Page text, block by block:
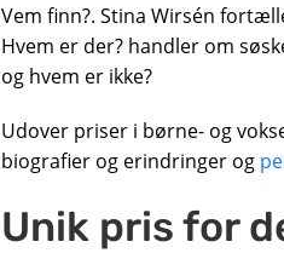
Vem finn?. Stina Wirsén
Hvem er der? handler om
og hvem er ikke?
Udover priser i børne- og
biografier og erindringer og
Unik pris for